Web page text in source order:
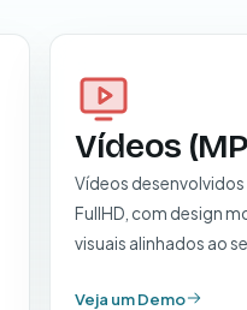
Vídeos
Vídeos
FullHD, com design
visuais alinhados ao
Veja um Demo